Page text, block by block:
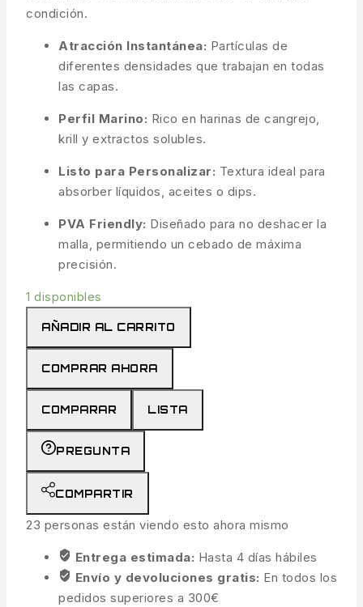
condición.
Atracción Instantánea: Partículas de
diferentes densidades que trabajan en todas
las capas.
Perfil Marino: Rico en harinas de cangrejo,
krill y extractos solubles.
Listo para Personalizar: Textura ideal para
absorber líquidos, aceites o dips.
PVA Friendly: Diseñado para no deshacer la
malla, permitiendo un cebado de máxima
precisión.
1 disponibles
Stick-
cantidad
AÑADIR AL CARRITO
COMPRAR AHORA
COMPARAR LISTA
PREGUNTA
COMPARTIR
23 personas están viendo esto ahora mismo
Entrega estimada: Hasta 4 días hábiles
Envío y devoluciones gratis: En todos los
pedidos superiores a 300€